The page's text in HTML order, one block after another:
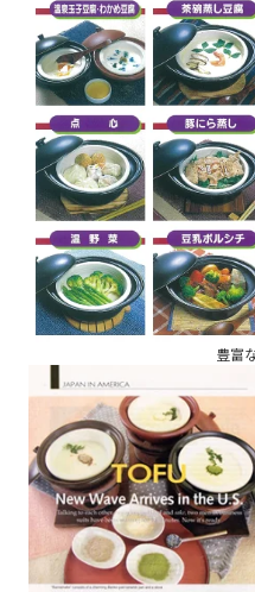
豊富